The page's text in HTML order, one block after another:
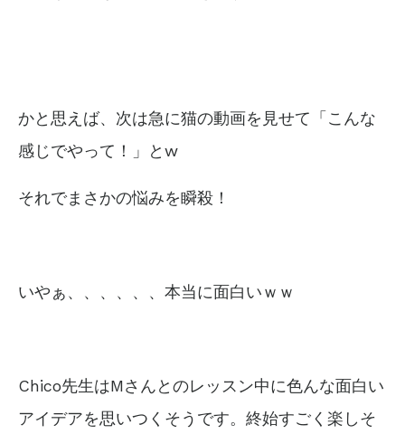
かと思えば、次は急に猫の動画を見せて「こんな
感じでやって！」とw
それでまさかの悩みを瞬殺！
いやぁ、、、、、、本当に面白いｗｗ
Chico先生はMさんとのレッスン中に色んな面白い
アイデアを思いつくそうです。終始すごく楽しそ